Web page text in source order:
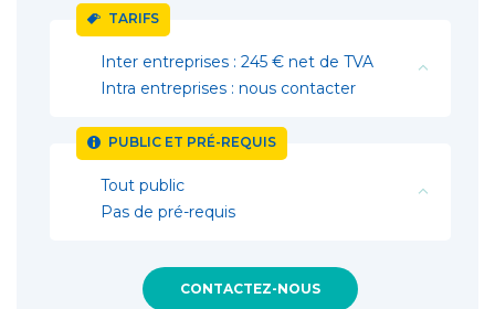
TARIFS
Inter entreprises : 245 € net de TVA
Intra entreprises : nous contacter
PUBLIC ET PRÉ-REQUIS
Tout public
Pas de pré-requis
CONTACTEZ-NOUS